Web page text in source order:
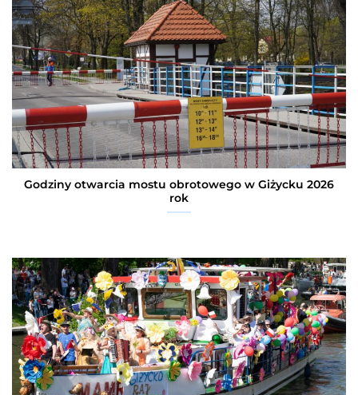
Godziny otwarcia mostu obrotowego w Giżycku 2026
rok